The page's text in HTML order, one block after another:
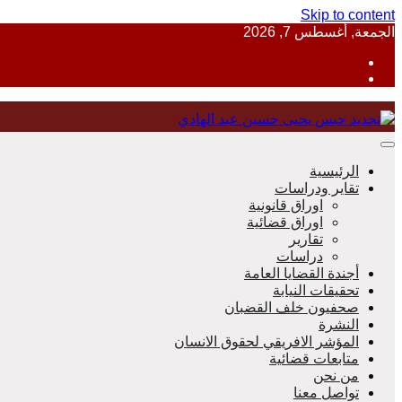
Skip to content
الجمعة, أغسطس 7, 2026
منظمة حقوقية مصرية تدافع عن حقوق الانسان
الرئيسية
تقاير ودراسات
اوراق قانونية
اوراق قضائية
تقارير
دراسات
أجندة القضايا العامة
تحقيقات النيابة
صحفيون خلف القضبان
النشرة
المؤشر الافريقي لحقوق الانسان
متابعات قضائية
من نحن
تواصل معنا